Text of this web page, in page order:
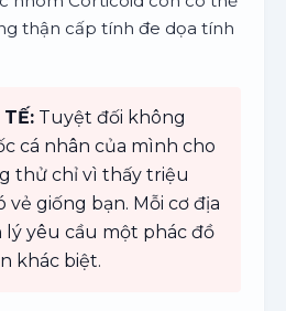
thận cấp tính đe dọa tính
Tuyệt đối không
cá nhân của mình cho
thử chỉ vì thấy triệu
vẻ giống bạn. Mỗi cơ địa
lý yêu cầu một phác đồ
khác biệt.